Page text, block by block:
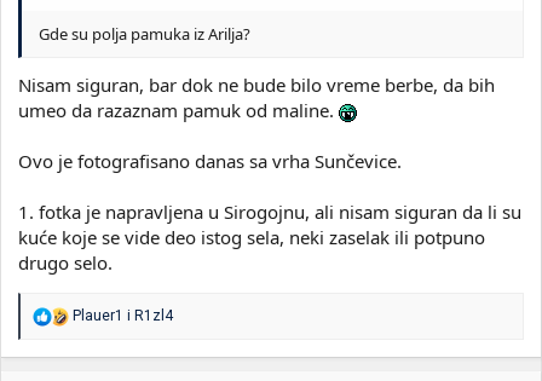
Gde su polja pamuka iz Arilja?
Nisam siguran, bar dok ne bude bilo vreme berbe, da bih
umeo da razaznam pamuk od maline.
Ovo je fotografisano danas sa vrha Sunčevice.
1. fotka je napravljena u Sirogojnu, ali nisam siguran da li su
kuće koje se vide deo istog sela, neki zaselak ili potpuno
drugo selo.
R
Plauer1 i R1zl4